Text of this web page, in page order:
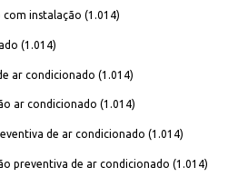
instalação (1.014)
(1.014)
ar condicionado (1.014)
ar condicionado (1.014)
de ar condicionado (1.014)
preventiva de ar condicionado (1.014)